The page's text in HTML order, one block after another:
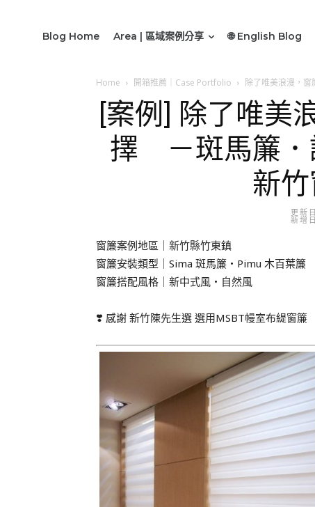
Blog Home Area | 區域案例分享 🌐 English Blog
Home 開箱推薦｜Case Portfolio 除了唯美浪漫，
[案例] 除了唯美
擇 －斑馬簾．
新
更新
新增
窗簾案例地區｜新竹縣竹東鎮
窗簾安裝類型｜Sima 斑馬簾・Pimu 木百葉簾
窗簾搭配風格｜新中式風・自然風
❣️ 感謝 新竹陳先生選 選用MSBT幔室布緹窗簾